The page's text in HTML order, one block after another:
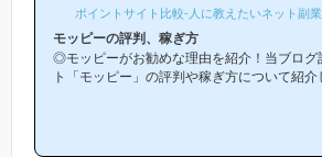
ポイントサイト比較-人に教えたいネット副
モッピーの評判、稼ぎ方
◎モッピーがお勧めな理由を紹介！当ブログ
ト「モッピー」の評判や稼ぎ方について紹介